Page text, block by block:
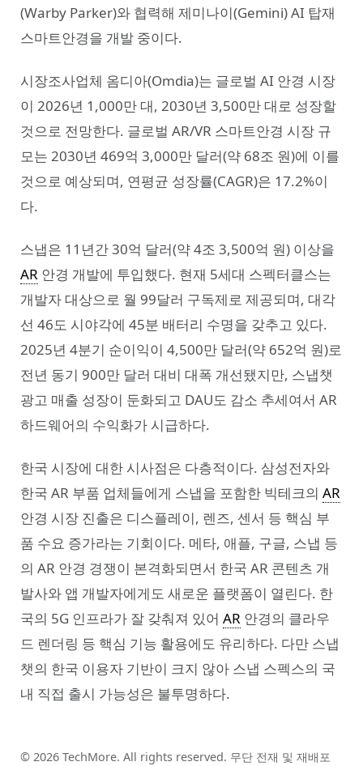
(Warby Parker)와 협력해 제미나이(Gemini) AI 탑재
스마트안경을 개발 중이다.
시장조사업체 옴디아(Omdia)는 글로벌 AI 안경 시장
이 2026년 1,000만 대, 2030년 3,500만 대로 성장할
것으로 전망한다. 글로벌 AR/VR 스마트안경 시장 규
모는 2030년 469억 3,000만 달러(약 68조 원)에 이를
것으로 예상되며, 연평균 성장률(CAGR)은 17.2%이
다.
스냅은 11년간 30억 달러(약 4조 3,500억 원) 이상을
AR 안경 개발에 투입했다. 현재 5세대 스펙터클스는
개발자 대상으로 월 99달러 구독제로 제공되며, 대각
선 46도 시야각에 45분 배터리 수명을 갖추고 있다.
2025년 4분기 순이익이 4,500만 달러(약 652억 원)로
전년 동기 900만 달러 대비 대폭 개선됐지만, 스냅챗
광고 매출 성장이 둔화되고 DAU도 감소 추세여서 AR
하드웨어의 수익화가 시급하다.
한국 시장에 대한 시사점은 다층적이다. 삼성전자와
한국 AR 부품 업체들에게 스냅을 포함한 빅테크의 AR
안경 시장 진출은 디스플레이, 렌즈, 센서 등 핵심 부
품 수요 증가라는 기회이다. 메타, 애플, 구글, 스냅 등
의 AR 안경 경쟁이 본격화되면서 한국 AR 콘텐츠 개
발사와 앱 개발자에게도 새로운 플랫폼이 열린다. 한
국의 5G 인프라가 잘 갖춰져 있어 AR 안경의 클라우
드 렌더링 등 핵심 기능 활용에도 유리하다. 다만 스냅
챗의 한국 이용자 기반이 크지 않아 스냅 스펙스의 국
내 직접 출시 가능성은 불투명하다.
© 2026 TechMore. All rights reserved. 무단 전재 및 재배포